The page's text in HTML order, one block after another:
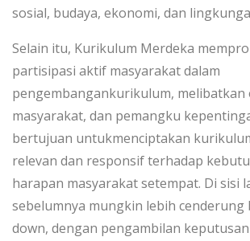
sosial, budaya, ekonomi, dan
Selain itu, Kurikulum Merdeka
partisipasi aktif masyarakat dalam
pengembangankurikulum,
masyarakat, dan pemangku
bertujuan untukmenciptakan
relevan dan responsif terhadap
harapan masyarakat setempat. Di sisi
sebelumnya mungkin lebih
down, dengan pengambilan